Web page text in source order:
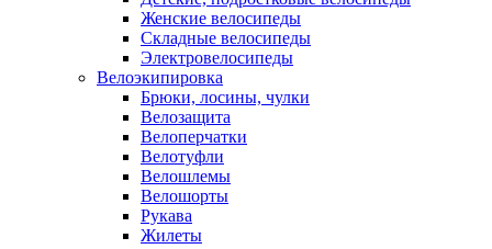
Женские велосипеды
Складные велосипеды
Электровелосипеды
Велоэкипировка
Брюки, лосины, чулки
Велозащита
Велоперчатки
Велотуфли
Велошлемы
Велошорты
Рукава
Жилеты